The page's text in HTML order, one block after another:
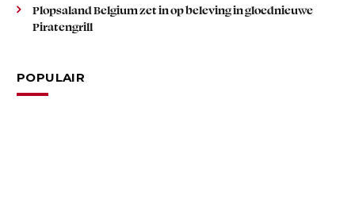
Plopsaland Belgium zet in op beleving in gloednieuwe
Piratengrill
POPULAIR